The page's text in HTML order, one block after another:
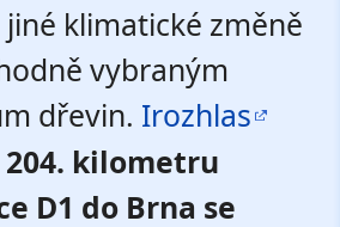
klimatické změně
vybraným
dřevin. Irozhlas
204. kilometru
D1 do Brna se